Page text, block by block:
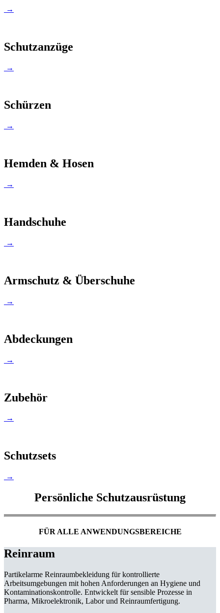
→
Schutzanzüge
→
Schürzen
→
Hemden & Hosen
→
Handschuhe
→
Armschutz & Überschuhe
→
Abdeckungen
→
Zubehör
→
Schutzsets
→
Persönliche Schutzausrüstung
FÜR ALLE ANWENDUNGSBEREICHE
Reinraum
Partikelarme Reinraumbekleidung für kontrollierte
Arbeitsumgebungen mit hohen Anforderungen an Hygiene und
Kontaminationskontrolle. Entwickelt für sensible Prozesse in
Pharma, Mikroelektronik, Labor und Reinraumfertigung.